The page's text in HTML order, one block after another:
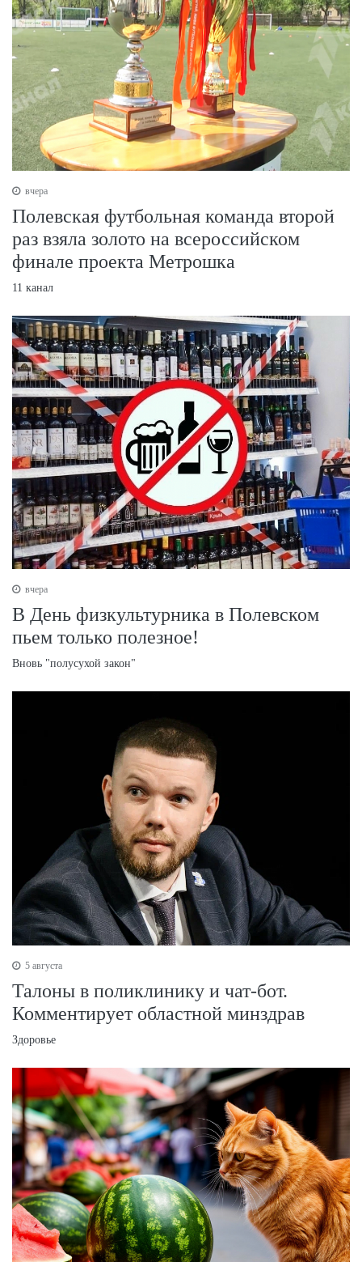
вчера
Полевская футбольная команда второй
раз взяла золото на всероссийском
финале проекта Метрошка
11 канал
вчера
В День физкультурника в Полевском
пьем только полезное!
Вновь "полусухой закон"
5 августа
Талоны в поликлинику и чат-бот.
Комментирует областной минздрав
Здоровье